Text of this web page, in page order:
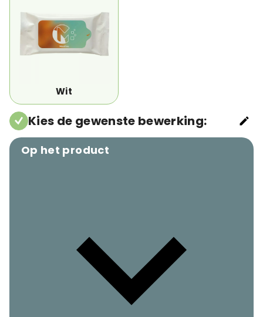
Wit
Kies de gewenste bewerking:
Op het product